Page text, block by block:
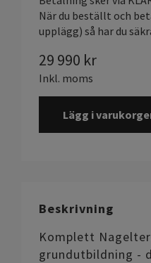
När du beställt och
upplägg) så har du
29 990 kr
Inkl. moms
Lägg i
Beskrivning
Komplett
grundutbildning -